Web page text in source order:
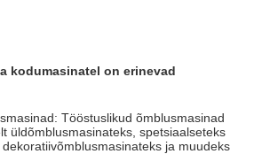
kodumasinatel on erinevad
Tööstuslikud õmblusmasinad
üldõmblusmasinateks, spetsiaalseteks
ja muudeks